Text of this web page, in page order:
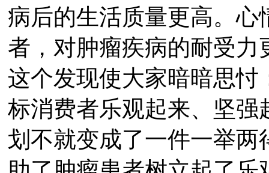
病后的生活质量更高。
者，对肿瘤疾病的耐受
这个发现使大家暗暗思
标消费者乐观起来、坚
划不就变成了一件一举